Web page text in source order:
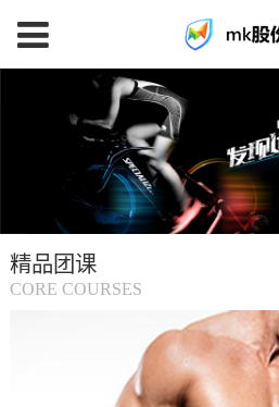
育
(中
精品团课
CORE COURSES